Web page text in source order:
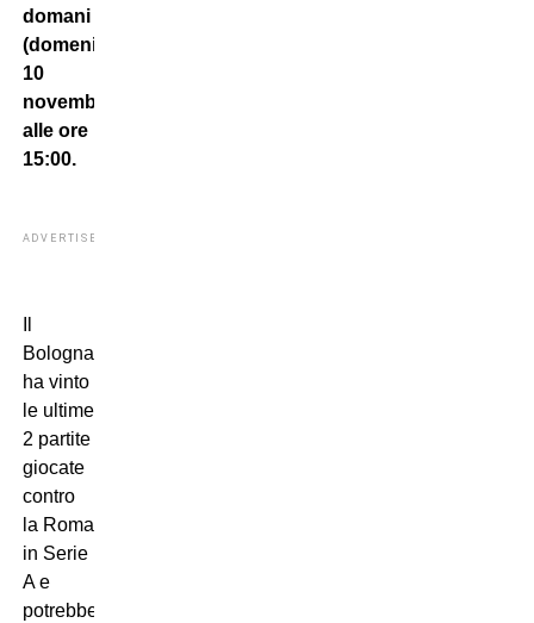
domani
(domenica
10
novembre)
alle ore
15:00.
ADVERTISEMENT
Bologna
ha vinto
le ultime
2 partite
giocate
contro
la Roma
in Serie
A e
potrebbe